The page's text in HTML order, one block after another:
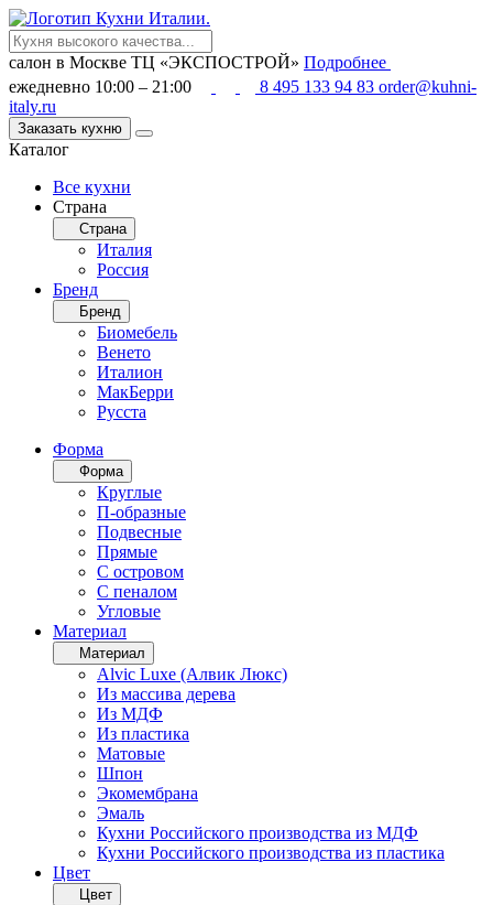
салон в Москве ТЦ «ЭКСПОСТРОЙ» Подробнее
ежедневно 10:00 – 21:00
8 495 133 94 83 order@kuhni-
italy.ru
Заказать кухню
Каталог
Все кухни
Страна
Страна
Италия
Россия
Бренд
Бренд
Биомебель
Венето
Италион
МакБерри
Русста
Форма
Форма
Круглые
П-образные
Подвесные
Прямые
С островом
С пеналом
Угловые
Материал
Материал
Alvic Luxe (Алвик Люкс)
Из массива дерева
Из МДФ
Из пластика
Матовые
Шпон
Экомембрана
Эмаль
Кухни Российского производства из МДФ
Кухни Российского производства из пластика
Цвет
Цвет